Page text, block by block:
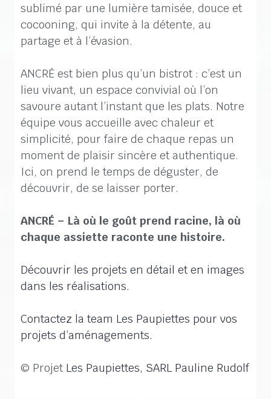
sublimé par une lumière tamisée, douce et
cocooning, qui invite à la détente, au
partage et à l’évasion.
ANCRÉ est bien plus qu’un bistrot : c’est un
lieu vivant, un espace convivial où l’on
savoure autant l’instant que les plats. Notre
équipe vous accueille avec chaleur et
simplicité, pour faire de chaque repas un
moment de plaisir sincère et authentique.
Ici, on prend le temps de déguster, de
découvrir, de se laisser porter.
ANCRÉ – Là où le goût prend racine, là où
chaque assiette raconte une histoire.
Découvrir les projets en détail et en images
dans les réalisations.
Contactez la team Les Paupiettes pour vos
projets d’aménagements.
© Projet Les Paupiettes, SARL Pauline Rudolf